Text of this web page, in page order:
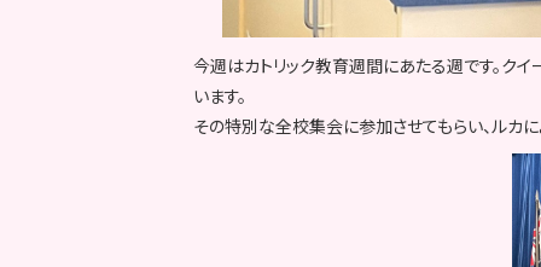
今週はカトリック教育週間にあたる週です。ク
います。
その特別な全校集会に参加させてもらい、ルカ